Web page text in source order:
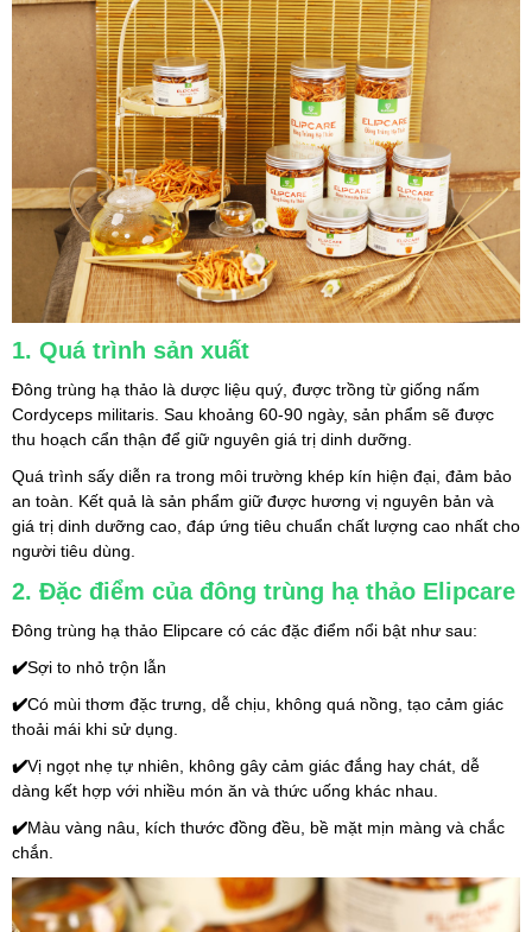
1. Quá trình sản xuất
Đông trùng hạ thảo là dược liệu quý, được trồng từ giống nấm
Cordyceps militaris. Sau khoảng 60-90 ngày, sản phẩm sẽ được
thu hoạch cẩn thận để giữ nguyên giá trị dinh dưỡng.
Quá trình sấy diễn ra trong môi trường khép kín hiện đại, đảm bảo
an toàn. Kết quả là sản phẩm giữ được hương vị nguyên bản và
giá trị dinh dưỡng cao, đáp ứng tiêu chuẩn chất lượng cao nhất cho
người tiêu dùng.
2. Đặc điểm của đông trùng hạ thảo Elipcare
Đông trùng hạ thảo Elipcare có các đặc điểm nổi bật như sau:
✔️Sợi to nhỏ trộn lẫn
✔️Có mùi thơm đặc trưng, dễ chịu, không quá nồng, tạo cảm giác
thoải mái khi sử dụng.
✔️Vị ngọt nhẹ tự nhiên, không gây cảm giác đắng hay chát, dễ
dàng kết hợp với nhiều món ăn và thức uống khác nhau.
✔️Màu vàng nâu, kích thước đồng đều, bề mặt mịn màng và chắc
chắn.